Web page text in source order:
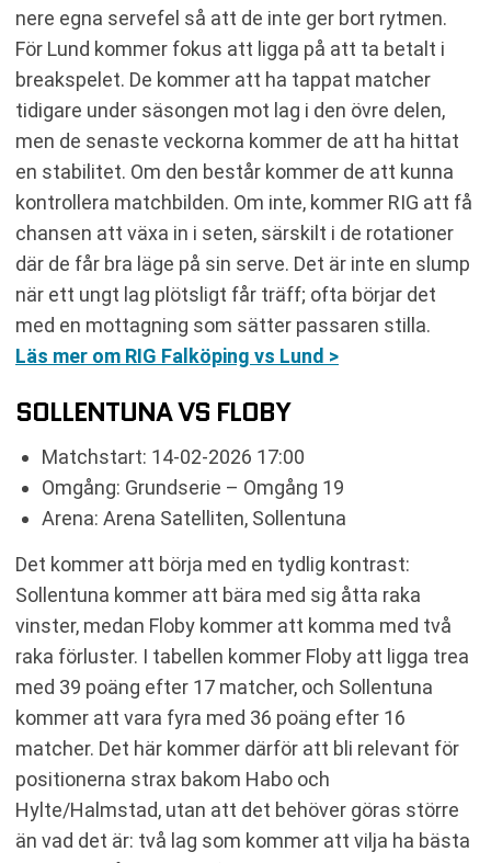
nere egna servefel så att de inte ger bort rytmen.
För Lund kommer fokus att ligga på att ta betalt i
breakspelet. De kommer att ha tappat matcher
tidigare under säsongen mot lag i den övre delen,
men de senaste veckorna kommer de att ha hittat
en stabilitet. Om den består kommer de att kunna
kontrollera matchbilden. Om inte, kommer RIG att få
chansen att växa in i seten, särskilt i de rotationer
där de får bra läge på sin serve. Det är inte en slump
när ett ungt lag plötsligt får träff; ofta börjar det
med en mottagning som sätter passaren stilla.
Läs mer om RIG Falköping vs Lund >
SOLLENTUNA VS FLOBY
Matchstart: 14-02-2026 17:00
Omgång: Grundserie – Omgång 19
Arena: Arena Satelliten, Sollentuna
Det kommer att börja med en tydlig kontrast:
Sollentuna kommer att bära med sig åtta raka
vinster, medan Floby kommer att komma med två
raka förluster. I tabellen kommer Floby att ligga trea
med 39 poäng efter 17 matcher, och Sollentuna
kommer att vara fyra med 36 poäng efter 16
matcher. Det här kommer därför att bli relevant för
positionerna strax bakom Habo och
Hylte/Halmstad, utan att det behöver göras större
än vad det är: två lag som kommer att vilja ha bästa